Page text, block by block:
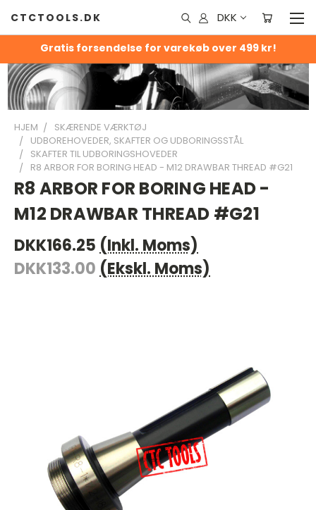
Gratis forsendelse for varekøb over 499 kr!
CTCTOOLS.DK DKK
HJEM
SKÆRENDE VÆRKTØJ
UDBOREHOVEDER, SKAFTER OG UDBORINGSSTÅL
SKAFTER TIL UDBORINGSHOVEDER
R8 ARBOR FOR BORING HEAD - M12 DRAWBAR THREAD #G21
R8 ARBOR FOR BORING HEAD -
M12 DRAWBAR THREAD #G21
DKK166.25 (Inkl. Moms)
DKK133.00 (Ekskl. Moms)